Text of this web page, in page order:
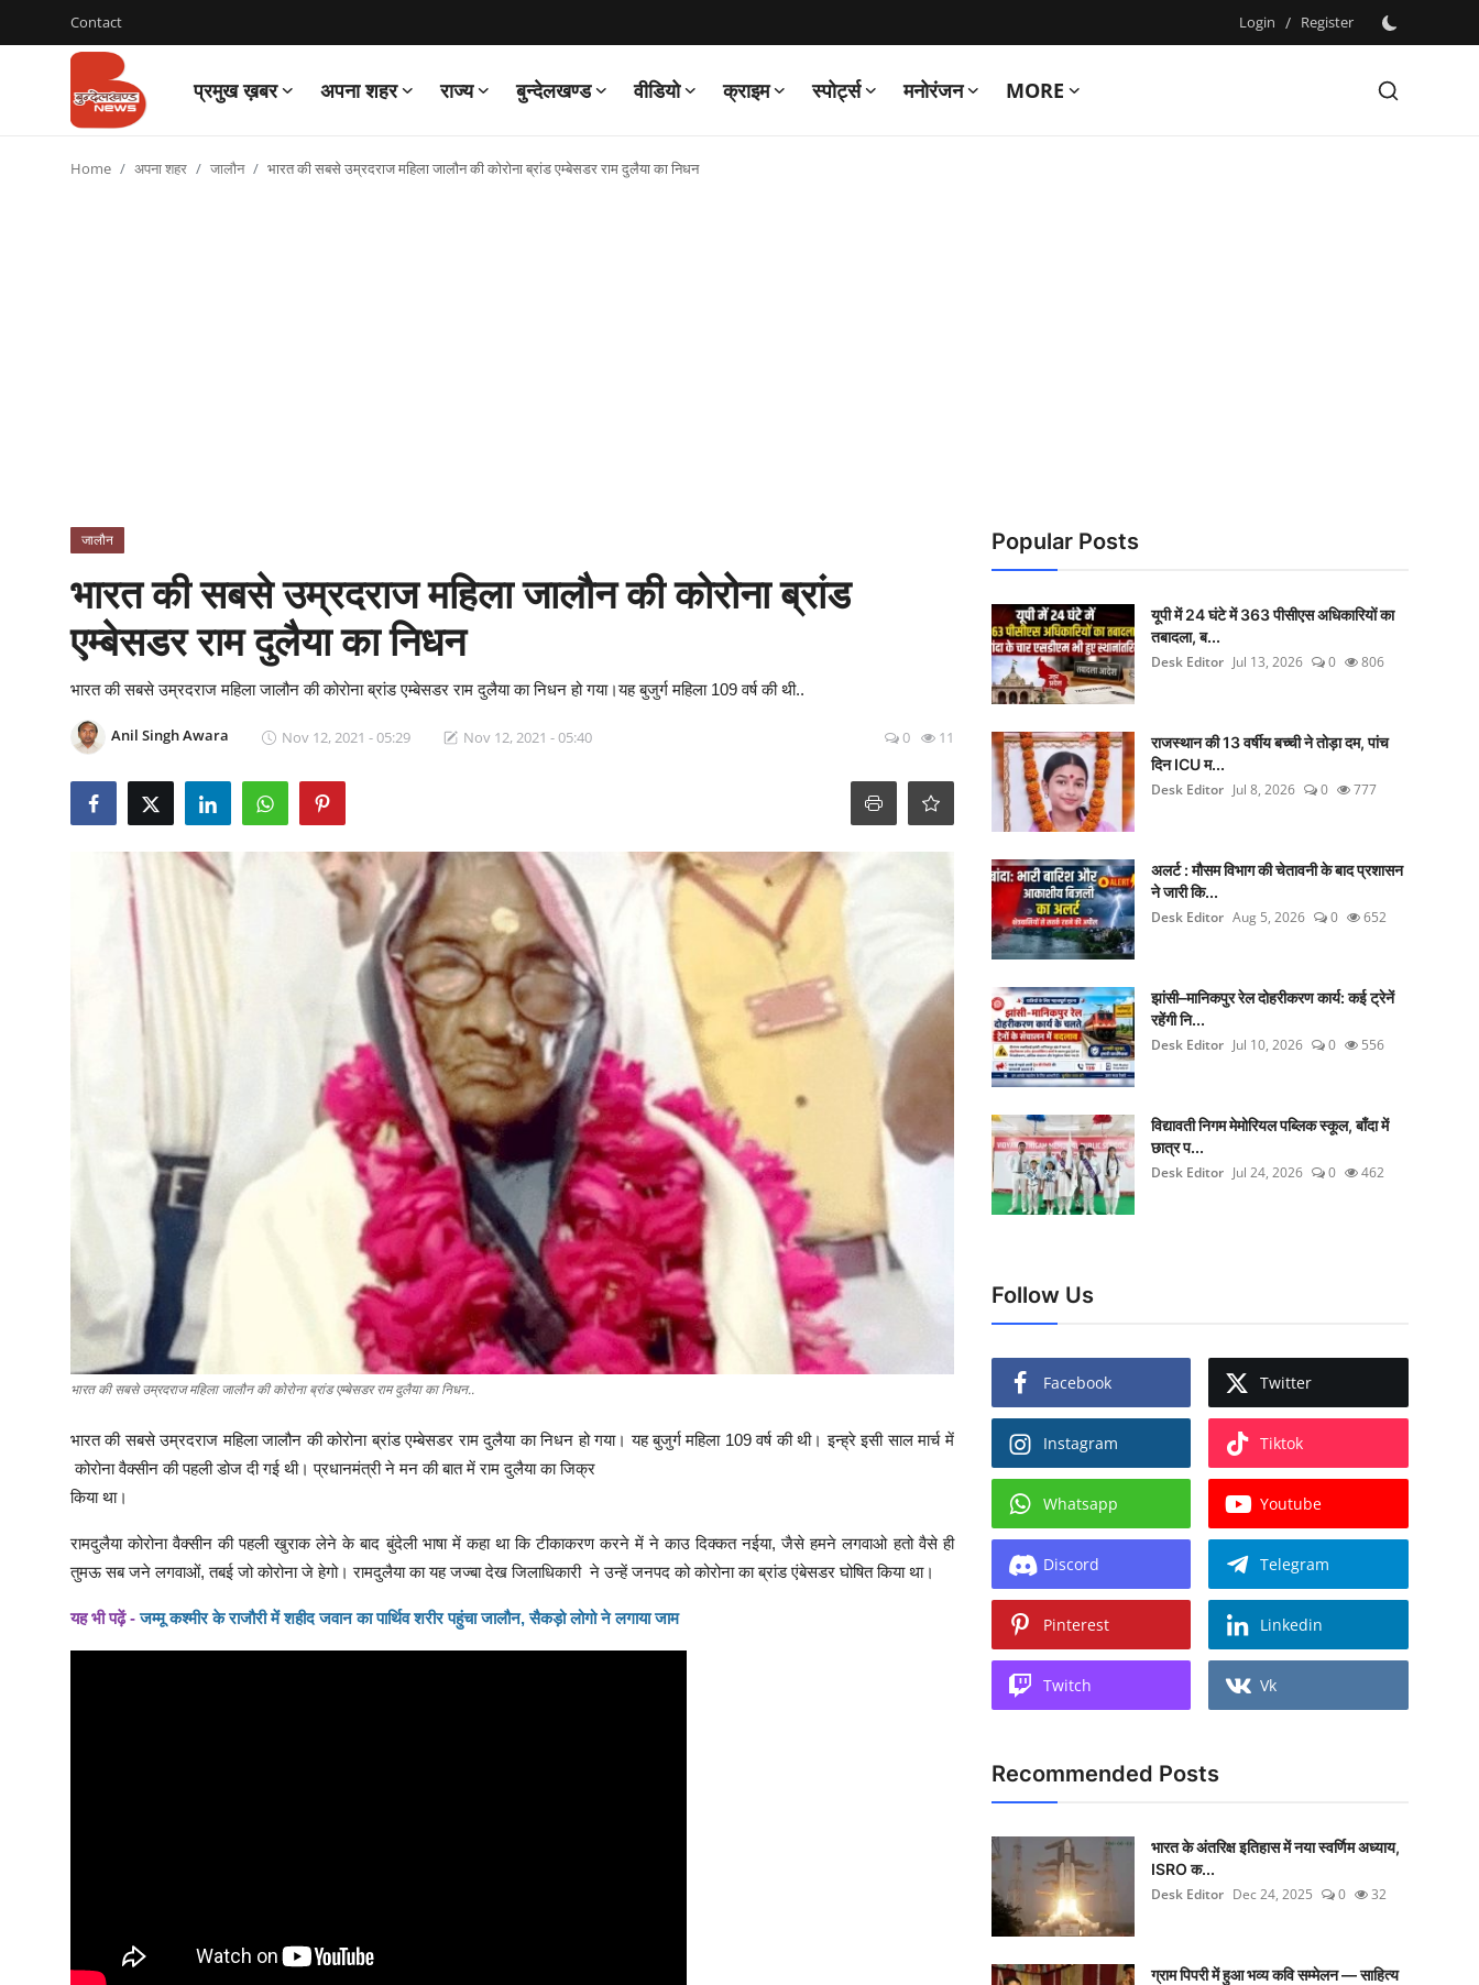
Contact Login / Register
प्रमुख ख़बर अपना शहर राज्य बुन्देलखण्ड वीडियो क्राइम स्पोर्ट्स मनोरंजन MORE
Login
Home अपना शहर जालौन भारत की सबसे उम्रदराज महिला जालौन की कोरोना ब्रांड एम्बेसडर राम दुलैया का निधन
जालौन
भारत की सबसे उम्रदराज महिला जालौन की कोरोना ब्रांड
एम्बेसडर राम दुलैया का निधन
भारत की सबसे उम्रदराज महिला जालौन की कोरोना ब्रांड एम्बेसडर राम दुलैया का निधन हो गया।यह बुजुर्ग महिला 109 वर्ष की थी..
Anil Singh Awara Nov 12, 2021 - 05:29 Nov 12, 2021 - 05:40 0 11
भारत की सबसे उम्रदराज महिला जालौन की कोरोना ब्रांड एम्बेसडर राम दुलैया का निधन..
भारत की सबसे उम्रदराज महिला जालौन की कोरोना ब्रांड एम्बेसडर राम दुलैया का निधन हो गया। यह बुजुर्ग महिला 109 वर्ष की थी। इन्ह्रे इसी साल मार्च में
कोरोना वैक्सीन की पहली डोज दी गई थी। प्रधानमंत्री ने मन की बात में राम दुलैया का जिक्र
किया था।
रामदुलैया कोरोना वैक्सीन की पहली खुराक लेने के बाद बुंदेली भाषा में कहा था कि टीकाकरण करने में ने काउ दिक्कत नईया, जैसे हमने लगवाओ हतो वैसे ही
तुमऊ सब जने लगवाओं, तबई जो कोरोना जे हेगो। रामदुलैया का यह जज्बा देख जिलाधिकारी ने उन्हें जनपद को कोरोना का ब्रांड एंबेसडर घोषित किया था।
यह भी पढ़ें -जम्मू कश्मीर के राजौरी में शहीद जवान का पार्थिव शरीर पहुंचा जालौन, सैकड़ो लोगो ने लगाया जाम
Popular Posts
यूपी में 24 घंटे में 363 पीसीएस अधिकारियों का
तबादला, ब...
Desk Editor Jul 13, 2026 0 806
राजस्थान की 13 वर्षीय बच्ची ने तोड़ा दम, पांच
दिन ICU म...
Desk Editor Jul 8, 2026 0 777
अलर्ट : मौसम विभाग की चेतावनी के बाद प्रशासन
ने जारी कि...
Desk Editor Aug 5, 2026 0 652
झांसी–मानिकपुर रेल दोहरीकरण कार्य: कई ट्रेनें
रहेंगी नि...
Desk Editor Jul 10, 2026 0 556
विद्यावती निगम मेमोरियल पब्लिक स्कूल, बाँदा में
छात्र प...
Desk Editor Jul 24, 2026 0 462
Follow Us
Facebook Twitter
Instagram Tiktok
Whatsapp Youtube
Discord Telegram
Pinterest Linkedin
Twitch Vk
Recommended Posts
भारत के अंतरिक्ष इतिहास में नया स्वर्णिम अध्याय,
ISRO क...
Desk Editor Dec 24, 2025 0 32
ग्राम पिपरी में हुआ भव्य कवि सम्मेलन — साहित्य